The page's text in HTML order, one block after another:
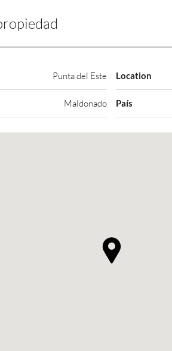
Punta del Este
Maldonado
Location
País